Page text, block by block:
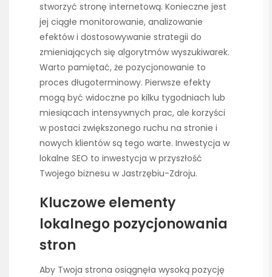
stworzyć stronę internetową. Konieczne jest
jej ciągłe monitorowanie, analizowanie
efektów i dostosowywanie strategii do
zmieniających się algorytmów wyszukiwarek.
Warto pamiętać, że pozycjonowanie to
proces długoterminowy. Pierwsze efekty
mogą być widoczne po kilku tygodniach lub
miesiącach intensywnych prac, ale korzyści
w postaci zwiększonego ruchu na stronie i
nowych klientów są tego warte. Inwestycja w
lokalne SEO to inwestycja w przyszłość
Twojego biznesu w Jastrzębiu-Zdroju.
Kluczowe elementy
lokalnego pozycjonowania
stron
Aby Twoja strona osiągnęła wysoką pozycję